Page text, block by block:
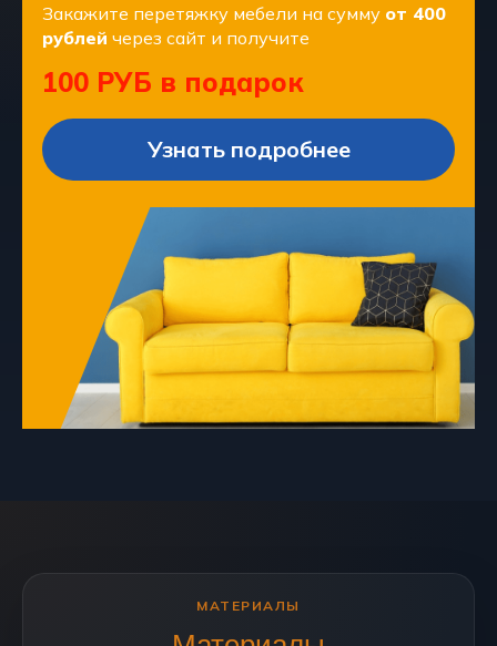
Закажите перетяжку мебели на сумму от 400
рублей через сайт и получите
100 РУБ в подарок
Узнать подробнее
МАТЕРИАЛЫ